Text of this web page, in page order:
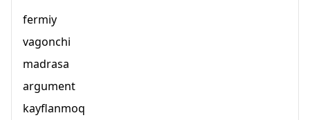
fermiy
vagonchi
madrasa
argument
kayflanmoq